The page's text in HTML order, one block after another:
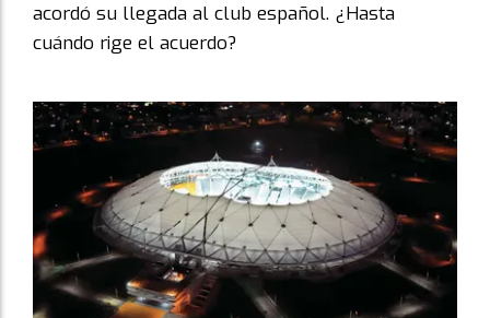
acordó su llegada al club español. ¿Hasta
cuándo rige el acuerdo?